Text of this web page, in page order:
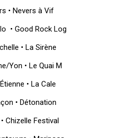
• Nevers à Vif
• Good Rock Log
• La Sirène
Yon • Le Quai M
• La Cale
• Détonation
Chizelle Festival